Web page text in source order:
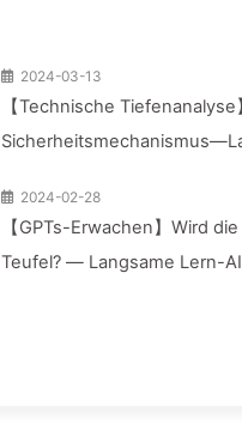
2024-03-13
【Technische
2024-02-28
【GPTs-Erwachen】Wird
Teufel? — Langsame Lern-